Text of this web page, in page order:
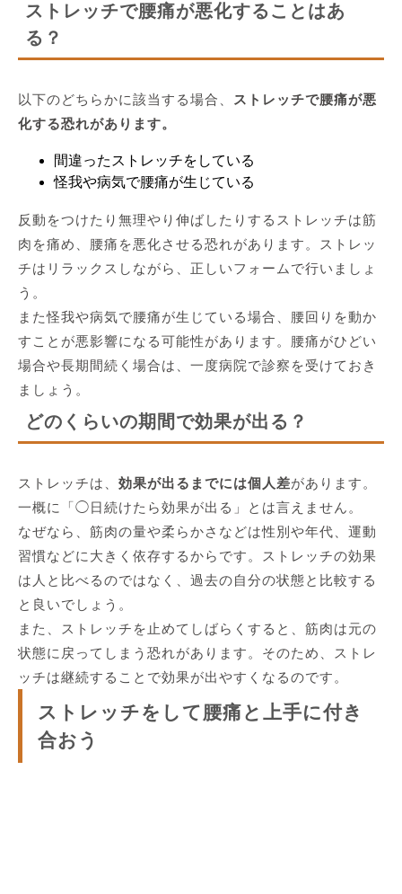
ストレッチで腰痛が悪化することはあ
る？
以下のどちらかに該当する場合、
ストレッチで腰痛が悪
化する恐れがあります。
間違ったストレッチをしている
怪我や病気で腰痛が生じている
反動をつけたり無理やり伸ばしたりするストレッチは筋
肉を痛め、腰痛を悪化させる恐れがあります。ストレッ
チはリラックスしながら、正しいフォームで行いましょ
う。
また怪我や病気で腰痛が生じている場合、腰回りを動か
すことが悪影響になる可能性があります。腰痛がひどい
場合や長期間続く場合は、一度病院で診察を受けておき
ましょう。
どのくらいの期間で効果が出る？
ストレッチは、 効果が出るまでには個人差があります。
一概に「◯日続けたら効果が出る」とは言えません。
なぜなら、筋肉の量や柔らかさなどは性別や年代、運動
習慣などに大きく依存するからです。ストレッチの効果
は人と比べるのではなく、過去の自分の状態と比較する
と良いでしょう。
また、ストレッチを止めてしばらくすると、筋肉は元の
状態に戻ってしまう恐れがあります。そのため、ストレ
ッチは継続することで効果が出やすくなるのです。
ストレッチをして腰痛と上手に付き
合おう